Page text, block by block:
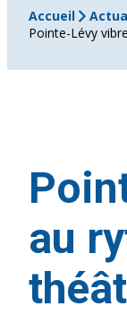
Accueil
Pointe-Lévy
au